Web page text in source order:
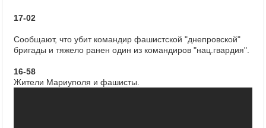
17-02
Сообщают, что убит командир фашистской "днепровской"
бригады и тяжело ранен один из командиров "нац.гвардия".
16-58
Жители Мариуполя и фашисты.